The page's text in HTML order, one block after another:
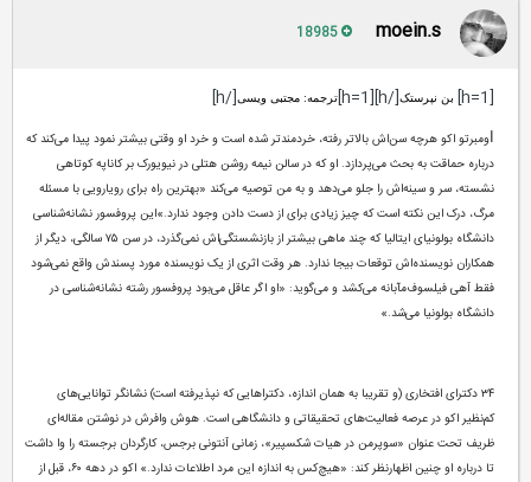
moein.s
بن نپرستک[/h][h=1] ترجمه: مجتبی ویسی[/h]
ومبرتو اکو هرچه سن‌اش بالاتر رفته، خردمندتر شده است و خرد او وقتی بیشتر نمود پیدا می‌کند که
درباره حماقت به بحث می‌پردازد. او که در سالن نیمه روشن هتلی در نیویورک بر کاناپه کوتاهی
نشسته، سر و سینه‌اش را جلو می‌دهد و به من توصیه می‌کند «بهترین راه برای رویارویی با مسئله
مرگ، درک این نکته است که چیز زیادی برای از دست دادن وجود ندارد.»این پروفسور نشانه‌شناسی
دانشگاه بولونیای ایتالیا که چند ماهی بیشتر از بازنشستگی‌اش نمی‌گذرد، در سن ۷۵ سالگی، دیگر از
همکاران نویسنده‌اش توقعات بیجا ندارد. هر وقت اثری از یک نویسنده مورد پسندش واقع نمی‌شود
فقط آهی فیلسوف‌مآبانه می‌کشد و می‌گوید: «او اگر عاقل می‌بود پروفسور رشته نشانه‌شناسی در
دانشگاه بولونیا می‌شد.»
۳۴ دکترای افتخاری (و تقریبا به همان اندازه، دکتراهایی که نپذیرفته است) نشانگر توانایی‌های
کم‌نظیر اکو در عرصه فعالیت‌های تحقیقاتی و دانشگاهی است. هوش وافرش در نوشتن مقاله‌ای
ظریف تحت عنوان «سوپرمن در هیات شکسپیر»، زمانی آنتونی برجس، کارگردان برجسته را وا داشت
تا درباره او چنین اظهارنظر کند: «هیچ‌کس به اندازه این مرد اطلاعات ندارد.» اکو در دهه ۶۰، قبل از